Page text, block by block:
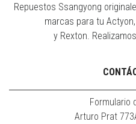
Repuestos Ssangyong
marcas para tu
y Rexton.
Formulario
Arturo Prat